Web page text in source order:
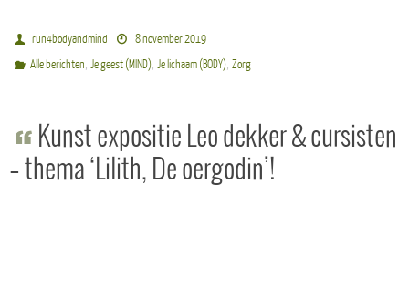
run4bodyandmind
8 november 2019
Alle berichten,Je geest (MIND),Je lichaam (BODY),Zorg
Kunst expositie Leo dekker & cursisten
– thema ‘Lilith, De oergodin’!